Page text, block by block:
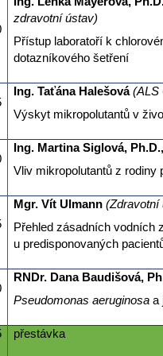
zdravotní ústav)
Přístup laboratoří k
dotazníkového šetření
Ing. Taťána Halešová(ALS
Výskyt mikropolutantů v
Ing. Martina Siglová, Ph.D.,
Vliv mikropolutantů z rodiny
Mgr. Vít Ulmann (Zdravotní
Přehled zásadních vodních
u predisponovaných
RNDr. Dana Baudišová,
Pseudomonas aeruginosaa
přestávka